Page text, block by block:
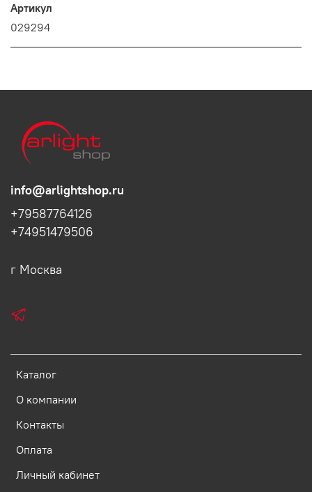
Артикул
029294
Каталог
О компании
Контакты
Оплата
Личный кабинет
info@arlightshop.ru
+79587764126
+74951479506
г Москва